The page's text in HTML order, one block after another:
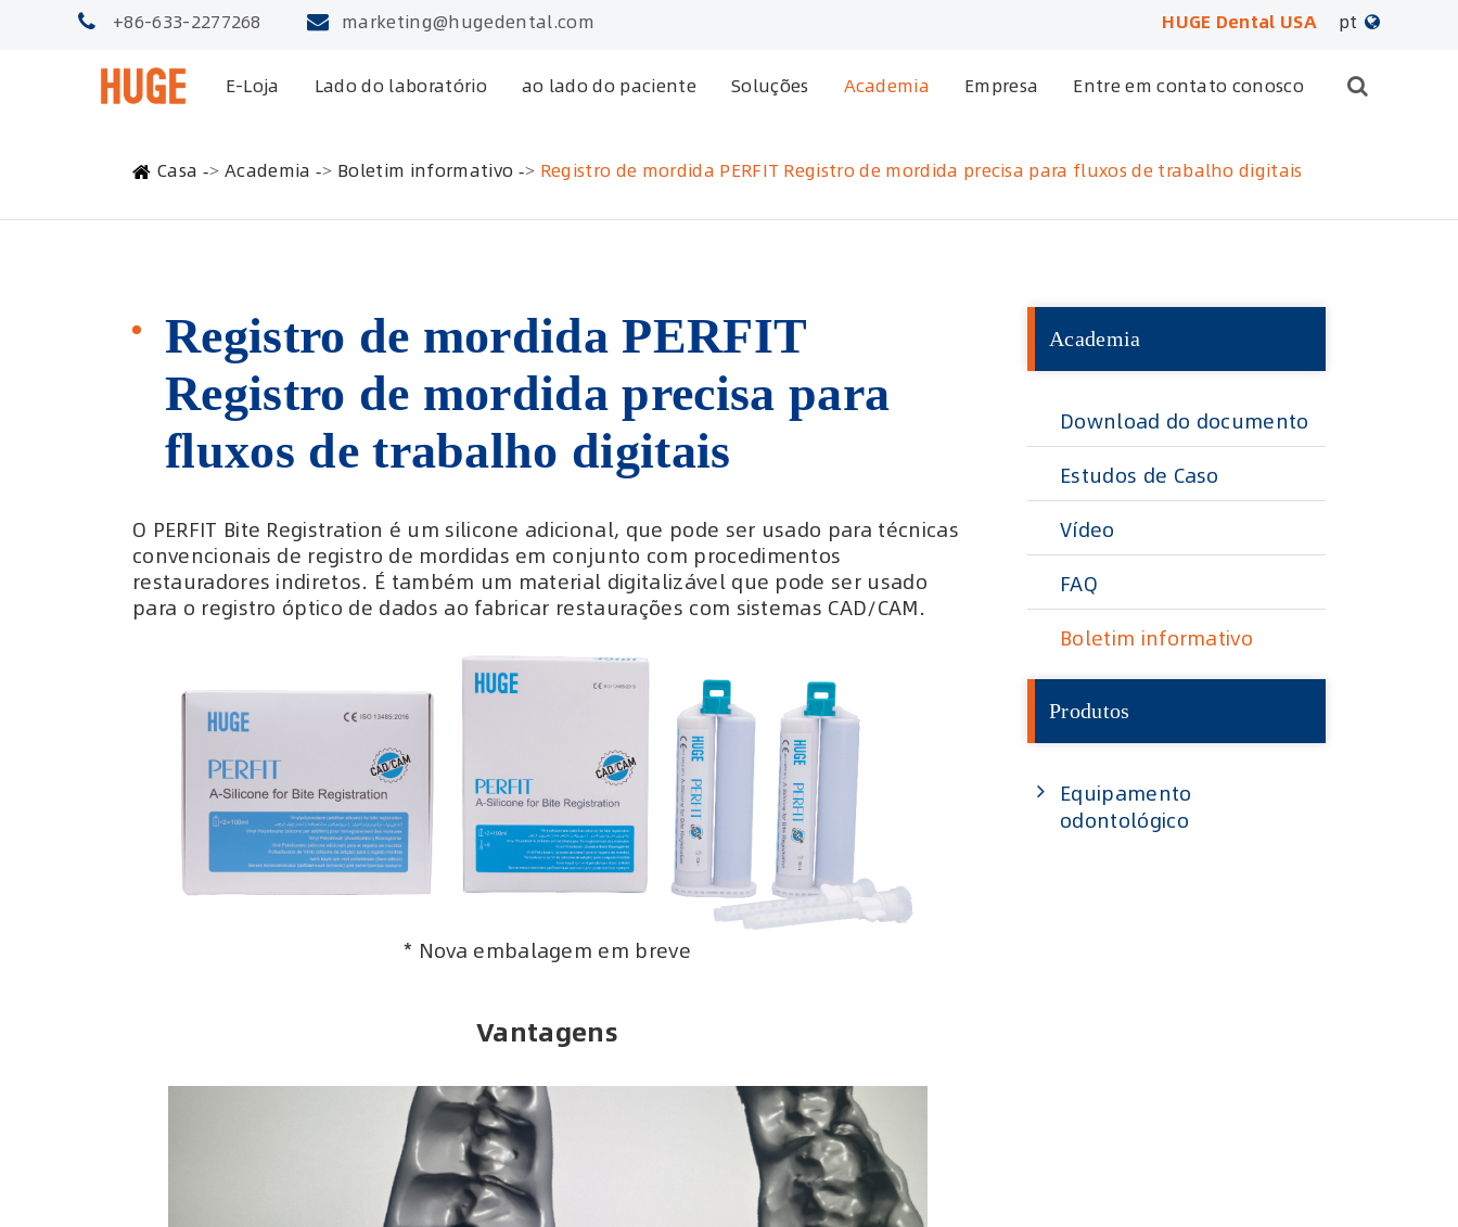
+86-633-2277268 marketing@hugedental.com HUGE Dental USA
pt
français
العربية
E-Loja Lado do laboratório ao lado do paciente Soluções Academia Empresa Entre em contato conosco
Casa Academia Boletim informativo Registro de mordida PERFIT Registro de mordida precisa para fluxos de trabalho digitais
Registro de mordida PERFIT
Registro de mordida precisa para
fluxos de trabalho digitais
O PERFIT Bite Registration é um silicone adicional, que pode ser usado para técnicas
convencionais de registro de mordidas em conjunto com procedimentos
restauradores indiretos. É também um material digitalizável que pode ser usado
para o registro óptico de dados ao fabricar restaurações com sistemas CAD/CAM.
* Nova embalagem em breve
Vantagens
Academia
Download do documento
Estudos de Caso
Vídeo
FAQ
Boletim informativo
Produtos
Equipamento
odontológico